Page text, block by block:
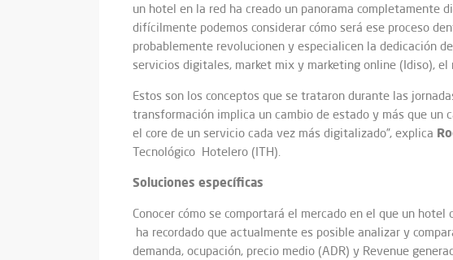
un hotel en la red ha creado un panorama completamente
difícilmente podemos considerar cómo será ese proceso
probablemente revolucionen y especialicen la dedicación
servicios digitales, market mix y marketing online (Idiso),
Estos son los conceptos que se trataron durante las
transformación implica un cambio de estado y más que
el core de un servicio cada vez más digitalizado”, explica
Tecnológico Hotelero (ITH).
Soluciones específicas
Conocer cómo se comportará el mercado en el que un
ha recordado que actualmente es posible analizar y
demanda, ocupación, precio medio (ADR) y Revenue